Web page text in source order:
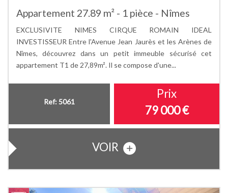
Appartement 27.89 m² - 1 pièce - Nîmes
EXCLUSIVITE NIMES CIRQUE ROMAIN IDEAL
INVESTISSEUR Entre l'Avenue Jean Jaurès et les Arènes de
Nîmes, découvrez dans un petit immeuble sécurisé cet
appartement T1 de 27,89m². Il se compose d'une...
Ref: 5061
Prix
79 000€
VOIR